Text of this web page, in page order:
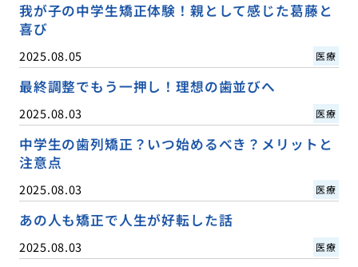
我が子の中学生矯正体験！親として感じた葛藤と
喜び
2025.08.05 医療
最終調整でもう一押し！理想の歯並びへ
2025.08.03 医療
中学生の歯列矯正？いつ始めるべき？メリットと
注意点
2025.08.03 医療
あの人も矯正で人生が好転した話
2025.08.03 医療